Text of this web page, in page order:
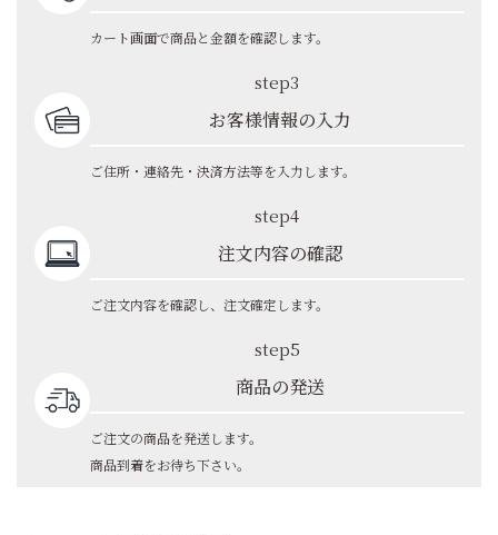
カート画面で商品と金額を確認します。
step3
お客様情報の入力
ご住所・連絡先・決済方法等を入力します。
step4
注文内容の確認
ご注文内容を確認し、注文確定します。
step5
商品の発送
ご注文の商品を発送します。
商品到着をお待ち下さい。